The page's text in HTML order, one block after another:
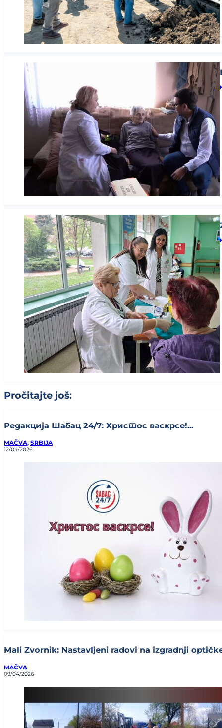
Pročitajte još:
Редакција Шабац 24/7: Христос васкрсе!...
MAČVA, SRBIJA
12/04/2026
Mali Zvornik: Nastavljeni radovi na izgradnji
MAČVA
09/04/2026